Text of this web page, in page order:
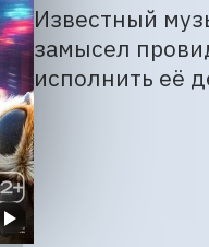
Известный
замысел
исполнить её